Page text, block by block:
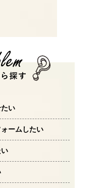
い
ームしたい